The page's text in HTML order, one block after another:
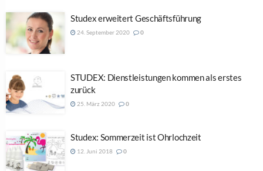
Studex erweitert Geschäftsführung
24. September 2020 0
STUDEX: Dienstleistungen kommen als erstes
zurück
25. März 2020 0
Studex: Sommerzeit ist Ohrlochzeit
12. Juni 2018 0